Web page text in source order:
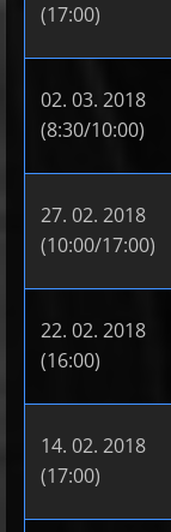
(17:00)
02. 03. 2018
(8:30/10:00)
27. 02. 2018
(10:00/17:00)
22. 02. 2018
(16:00)
14. 02. 2018
(17:00)